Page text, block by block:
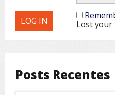
Lost your
Posts Recentes